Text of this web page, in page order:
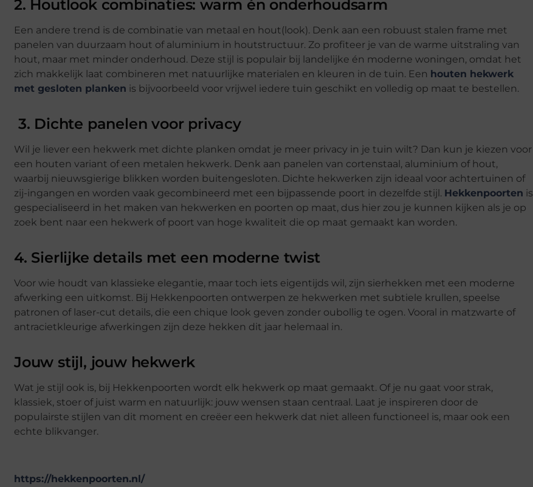
2. Houtlook combinaties: warm én onderhoudsarm
Een andere trend is de combinatie van metaal en hout(look). Denk aan een robuust stalen frame met
panelen van duurzaam hout of aluminium in houtstructuur. Zo profiteer je van de warme uitstraling van
hout, maar met minder onderhoud. Deze stijl is populair bij landelijke én moderne woningen, omdat het
zich makkelijk laat combineren met natuurlijke materialen en kleuren in de tuin. Een houten hekwerk
met gesloten planken is bijvoorbeeld voor vrijwel iedere tuin geschikt en volledig op maat te bestellen.
3. Dichte panelen voor privacy
Wil je liever een hekwerk met dichte planken omdat je meer privacy in je tuin wilt? Dan kun je kiezen voor
een houten variant of een metalen hekwerk. Denk aan panelen van cortenstaal, aluminium of hout,
waarbij nieuwsgierige blikken worden buitengesloten. Dichte hekwerken zijn ideaal voor achtertuinen of
zij-ingangen en worden vaak gecombineerd met een bijpassende poort in dezelfde stijl. Hekkenpoorten is
gespecialiseerd in het maken van hekwerken en poorten op maat, dus hier zou je kunnen kijken als je op
zoek bent naar een hekwerk of poort van hoge kwaliteit die op maat gemaakt kan worden.
4. Sierlijke details met een moderne twist
Voor wie houdt van klassieke elegantie, maar toch iets eigentijds wil, zijn sierhekken met een moderne
afwerking een uitkomst. Bij Hekkenpoorten ontwerpen ze hekwerken met subtiele krullen, speelse
patronen of laser-cut details, die een chique look geven zonder oubollig te ogen. Vooral in matzwarte of
antracietkleurige afwerkingen zijn deze hekken dit jaar helemaal in.
Jouw stijl, jouw hekwerk
Wat je stijl ook is, bij Hekkenpoorten wordt elk hekwerk op maat gemaakt. Of je nu gaat voor strak,
klassiek, stoer of juist warm en natuurlijk: jouw wensen staan centraal. Laat je inspireren door de
populairste stijlen van dit moment en creëer een hekwerk dat niet alleen functioneel is, maar ook een
echte blikvanger.
https://hekkenpoorten.nl/